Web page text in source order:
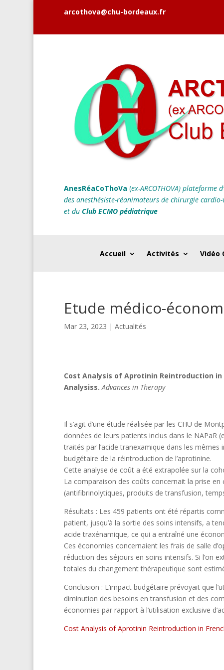
arcothova@chu-bordeaux.fr
AnesRéaCoThoVa (ex-ARCOTHOVA) plateforme
des anesthésiste-réanimateurs de chirurgie
et du Club ECMO pédiatrique
Accueil Activités Vidéo
Etude médico-
Mar 23, 2023 | Actualités
Cost Analysis of Aprotinin Reintroduction in
Analysiss. Advances in Therapy
Il s’agit d’une étude réalisée par les CHU de
données de leurs patients inclus dans le
traités par l’acide tranexamique dans les mêmes
budgétaire de la réintroduction de l’aprotinine.
Cette analyse de coût a été extrapolée sur la
La comparaison des coûts concernait la prise
(antifibrinolytiques, produits de transfusion,
Résultats : Les 459 patients ont été répartis
patient, jusqu’à la sortie des soins intensifs, a
acide traxénamique, ce qui a entraîné une
Ces économies concernaient les frais de salle
réduction des séjours en soins intensifs. Si l’on
totales du changement thérapeutique sont
Conclusion : L’impact budgétaire prévoyait que
diminution des besoins en transfusion et des
économies par rapport à l’utilisation exclusive
Cost Analysis of Aprotinin Reintroduction in